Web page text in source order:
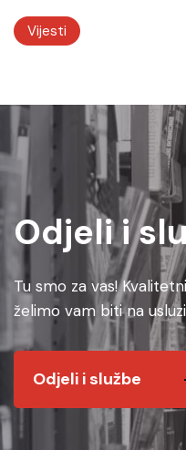
Vijesti
Odjeli i
Tu smo za vas!
želimo vam biti na
Odjeli i službe